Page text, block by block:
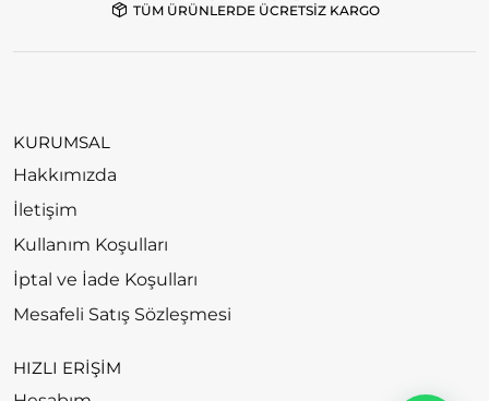
TÜM ÜRÜNLERDE ÜCRETSİZ KARGO
KURUMSAL
Hakkımızda
İletişim
Kullanım Koşulları
İptal ve İade Koşulları
Mesafeli Satış Sözleşmesi
HIZLI ERİŞİM